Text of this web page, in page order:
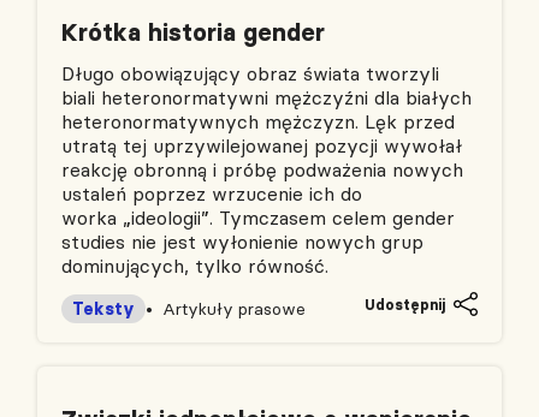
Krótka historia gender
Długo obowiązujący obraz świata tworzyli
biali heteronormatywni mężczyźni dla białych
heteronormatywnych mężczyzn. Lęk przed
utratą tej uprzywilejowanej pozycji wywołał
reakcję obronną i próbę podważenia nowych
ustaleń poprzez wrzucenie ich do
worka „ideologii”. Tymczasem celem gender
studies nie jest wyłonienie nowych grup
dominujących, tylko równość.
Teksty Artykuły prasowe Udostępnij